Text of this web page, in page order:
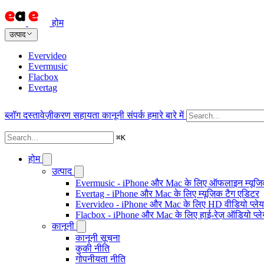
होम
उत्पाद
Evervideo
Evermusic
Flacbox
Evertag
ब्लॉग दस्तावेज़ीकरण सहायता कानूनी संपर्क हमारे बारे में
⌘K
होम
उत्पाद
Evermusic - iPhone और Mac के लिए ऑफलाइन
Evertag - iPhone और Mac के लिए म्यूज़िक टैग एडिटर
Evervideo - iPhone और Mac के लिए HD वीडियो
Flacbox - iPhone और Mac के लिए हाई-रेज़ ऑडियो
कानूनी
कानूनी सूचना
कुकी नीति
गोपनीयता नीति